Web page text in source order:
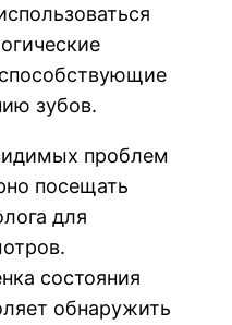
зубов.
проблем
посещать
для
состояния
обнаружить